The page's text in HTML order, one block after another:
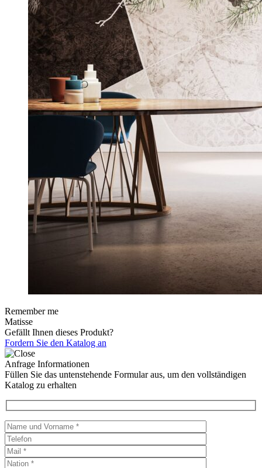
Remember me
Matisse
Gefällt Ihnen dieses Produkt?
Fordern Sie den Katalog an
Anfrage Informationen
Füllen Sie das untenstehende Formular aus, um den vollständigen
Katalog zu erhalten